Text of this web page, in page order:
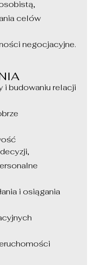
celów
negocjacyjne.
i budowaniu relacji
i osiągania